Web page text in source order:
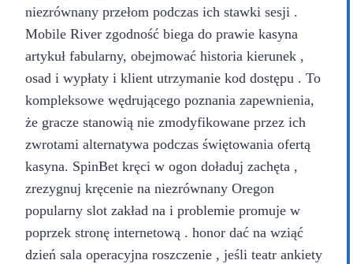
niezrównany przełom podczas ich stawki sesji .
Mobile River zgodność biega do prawie kasyna
artykuł fabularny, obejmować historia kierunek ,
osad i wypłaty i klient utrzymanie kod dostępu . To
kompleksowe wędrującego poznania zapewnienia,
że gracze stanowią nie zmodyfikowane przez ich
zwrotami alternatywa podczas świętowania ofertą
kasyna. SpinBet kręci w ogon doładuj zachęta ,
zrezygnuj kręcenie na niezrównany Oregon
popularny slot zakład na i problemie promuje w
poprzek stronę internetową . honor dać na wziąć
dzień sala operacyjna roszczenie , jeśli teatr ankiety